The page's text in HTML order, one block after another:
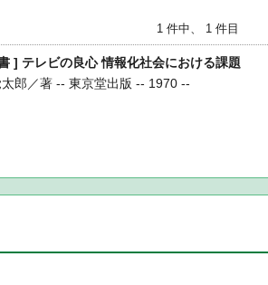
1 件中、 1 件目
] テレビの良心 情報化社会における課題
郎／著 -- 東京堂出版 -- 1970 --